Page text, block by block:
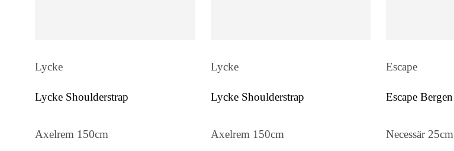
Lycke
Lycke Shoulderstrap
Axelrem 150cm
Lycke
Lycke Shoulderstrap
Axelrem 150cm
Escape
Escape Bergen
Necessär 25cm